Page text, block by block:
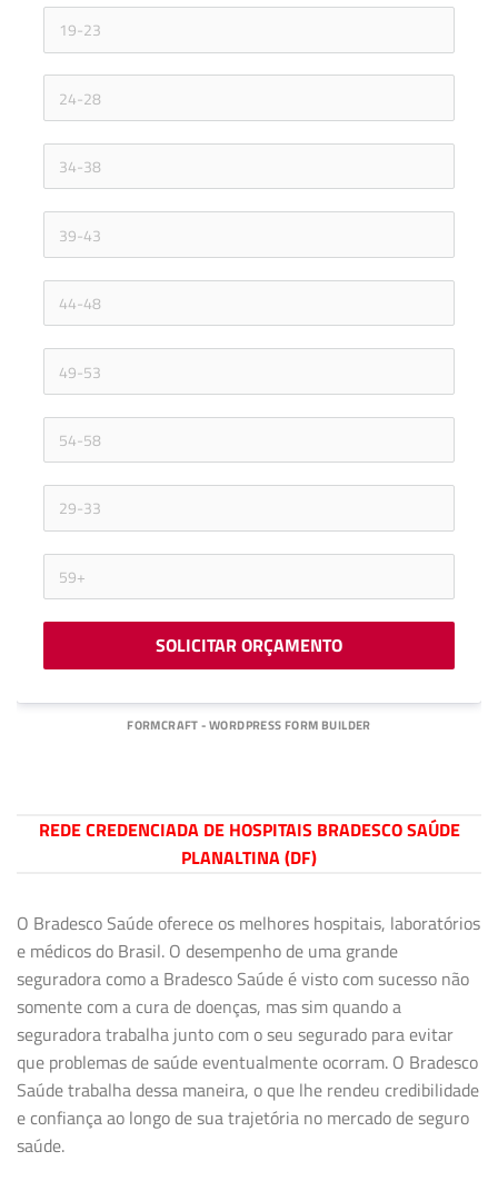
SOLICITAR ORÇAMENTO
FORMCRAFT - WORDPRESS FORM BUILDER
REDE CREDENCIADA DE HOSPITAIS BRADESCO SAÚDE
PLANALTINA (DF)
O Bradesco Saúde oferece os melhores hospitais, laboratórios
e médicos do Brasil. O desempenho de uma grande
seguradora como a Bradesco Saúde é visto com sucesso não
somente com a cura de doenças, mas sim quando a
seguradora trabalha junto com o seu segurado para evitar
que problemas de saúde eventualmente ocorram. O Bradesco
Saúde trabalha dessa maneira, o que lhe rendeu credibilidade
e confiança ao longo de sua trajetória no mercado de seguro
saúde.